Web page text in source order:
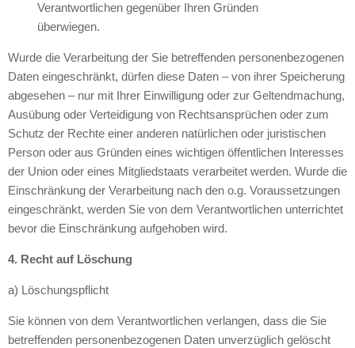
Verantwortlichen gegenüber Ihren Gründen
überwiegen.
Wurde die Verarbeitung der Sie betreffenden personenbezogenen
Daten eingeschränkt, dürfen diese Daten – von ihrer Speicherung
abgesehen – nur mit Ihrer Einwilligung oder zur Geltendmachung,
Ausübung oder Verteidigung von Rechtsansprüchen oder zum
Schutz der Rechte einer anderen natürlichen oder juristischen
Person oder aus Gründen eines wichtigen öffentlichen Interesses
der Union oder eines Mitgliedstaats verarbeitet werden. Wurde die
Einschränkung der Verarbeitung nach den o.g. Voraussetzungen
eingeschränkt, werden Sie von dem Verantwortlichen unterrichtet
bevor die Einschränkung aufgehoben wird.
4. Recht auf Löschung
a) Löschungspflicht
Sie können von dem Verantwortlichen verlangen, dass die Sie
betreffenden personenbezogenen Daten unverzüglich gelöscht